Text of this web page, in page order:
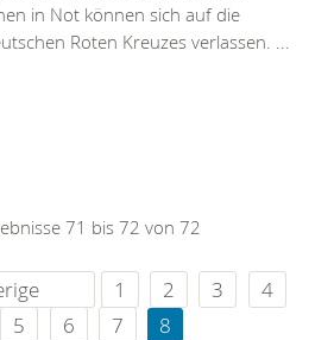
in Not können sich auf die
Roten Kreuzes verlassen. ...
71 bis 72 von 72
1 2 3
4
5
6 7 8